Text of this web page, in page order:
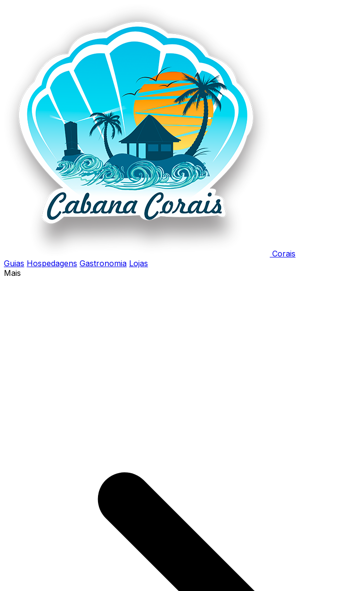
Corais
Guias Hospedagens Gastronomia Lojas
Mais